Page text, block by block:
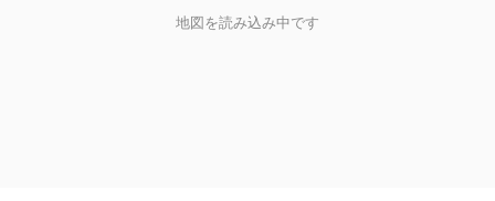
地図を読み込み中です